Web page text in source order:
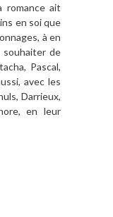
romance ait
en soi que
à en
de
Pascal,
avec les
Darrieux,
en leur